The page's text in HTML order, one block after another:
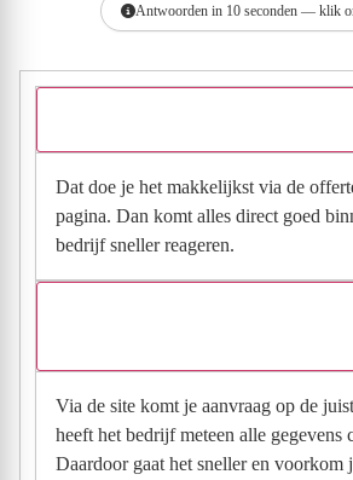
Antwoorden in 10 seconden — klik
Dat doe je het makkelijkst via de
pagina. Dan komt alles direct goed
bedrijf sneller reageren.
Via de site komt je aanvraag op de
heeft het bedrijf meteen alle gegevens
Daardoor gaat het sneller en voorkom